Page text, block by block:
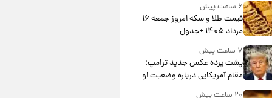
۶ ساعت پیش
قیمت طلا و سکه امروز جمعه ۱۶
مرداد ۱۴۰۵ +جدول
۷ ساعت پیش
پشت پرده عکس جدید ترامپ؛
مقام آمریکایی درباره وضعیت او
۲۰ ساعت پیش